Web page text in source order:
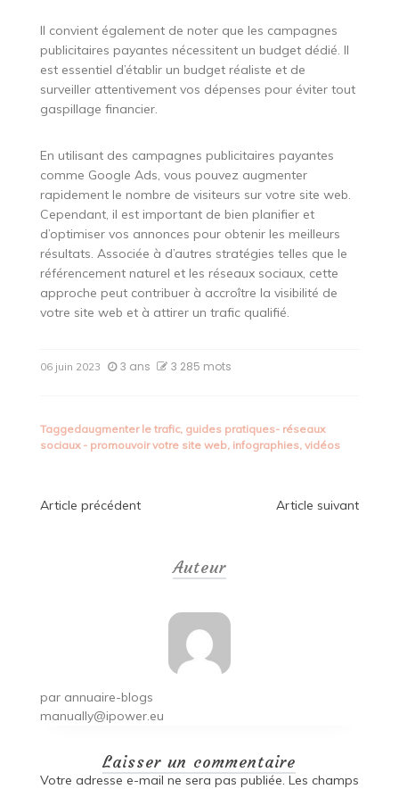
Il convient également de noter que les campagnes
publicitaires payantes nécessitent un budget dédié. Il
est essentiel d’établir un budget réaliste et de
surveiller attentivement vos dépenses pour éviter tout
gaspillage financier.
En utilisant des campagnes publicitaires payantes
comme Google Ads, vous pouvez augmenter
rapidement le nombre de visiteurs sur votre site web.
Cependant, il est important de bien planifier et
d’optimiser vos annonces pour obtenir les meilleurs
résultats. Associée à d’autres stratégies telles que le
référencement naturel et les réseaux sociaux, cette
approche peut contribuer à accroître la visibilité de
votre site web et à attirer un trafic qualifié.
06 juin 2023 3 ans 3 285 mots
Taggedaugmenter le trafic, guides pratiques- réseaux
sociaux - promouvoir votre site web, infographies, vidéos
Navigation
Article précédent Article suivant
Auteur
par annuaire-blogs
manually@ipower.eu
Laisser un commentaire
Votre adresse e-mail ne sera pas publiée. Les champs